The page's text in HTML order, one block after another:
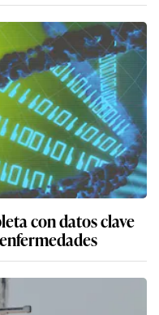
con datos clave